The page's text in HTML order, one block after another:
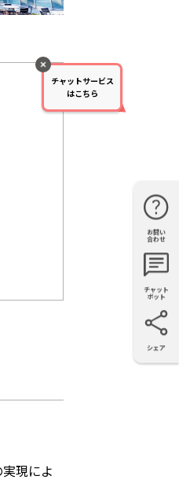
お問い
合わせ
チャット
ボット
シェア
実現によ
チャットサービス
はこちら